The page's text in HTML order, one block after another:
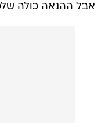
אבל ההנאה כולה